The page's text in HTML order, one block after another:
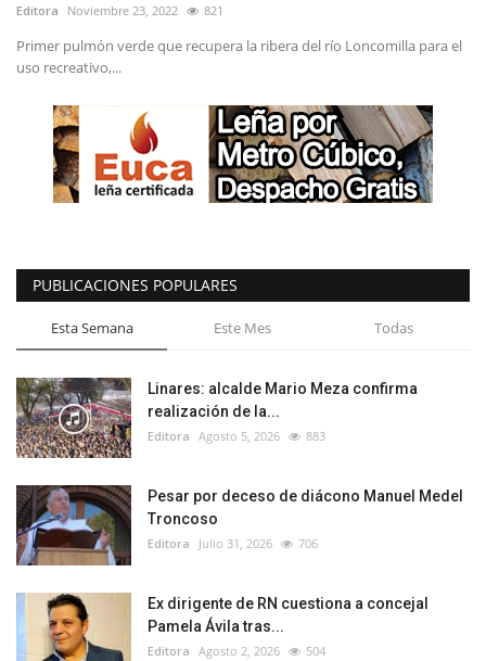
Editora Noviembre 23, 2022 821
Primer pulmón verde que recupera la ribera del río Loncomilla para el
uso recreativo,...
PUBLICACIONES POPULARES
Esta Semana Este Mes Todas
Linares: alcalde Mario Meza confirma
realización de la...
Editora Agosto 5, 2026 883
Pesar por deceso de diácono Manuel Medel
Troncoso
Editora Julio 31, 2026 706
Ex dirigente de RN cuestiona a concejal
Pamela Ávila tras...
Editora Agosto 2, 2026 504